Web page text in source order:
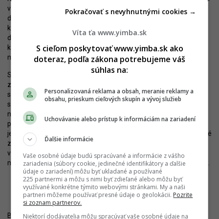
verejným priestorom Bratislavy a jeho pamiatkový status nie je
dôvodom, prečo by mala byť obmedzovaná architektonická
kreativita pri hľadaní jeho budúcej podoby a funkčnosti. Aj z tohto
dôvodu som v minulosti kritizoval alternatívu bez riadnej súťaže,
ktorá by bola v kontexte iných zrealizovaných aktivít – napríklad
malej
súťaže na Komenského námestie– nepochopiteľná.
Sad Janka Kráľa a Tyršovo nábrežie tak má šancu na výraznú
zmenu, čo sa týka kvality priestoru. V prípade Sadu sú
samozrejme možnosti zásahov limitované pamiatkovým
statusom, hoci vizuálne sa zmení – predpokladať sa dá osadenie
nového mobiliáru, spevnených povrchov, dotvorenie zelených
plôch a podobne. Najzaujímavejšie zmeny by mohli prebehnúť na
jeho okrajoch. Okrem skateparku pod Mostom SNP by bolo vhodné
zlepšiť prístup k rieke na Tyršovom nábreží, vytlačiť pontóny,
vytvoriť tu skutočnú mestskú pláž s infraštruktúrou, skvalitniť
možnosti pre športovanie a teoreticky vytvoriť priestor pre kultúru.
Bratislava by tak mohla získať len druhý skutočne kvalitný úsek
Víta ťa www.yimba.sk
S cieľom poskytovať www.yimba.sk ako
doteraz, podľa zákona potrebujeme váš
súhlas na:
Personalizovaná reklama a obsah, meranie reklamy a
obsahu, prieskum cieľových skupín a vývoj služieb
Uchovávanie alebo prístup k informáciám na zariadení
Ďalšie informácie
Vaše osobné údaje budú spracúvané a informácie z vášho
zariadenia (súbory cookie, jedinečné identifikátory a ďalšie
údaje o zariadení) môžu byť ukladané a používané
225 partnermi a môžu s nimi byť zdieľané alebo môžu byť
využívané konkrétne týmito webovými stránkami. My a naši
partneri môžeme používať presné údaje o geolokácii. Pozrite
si zoznam partnerov.
Niektorí dodávatelia môžu spracúvať vaše osobné údaje na
Pokračovať s nevyhnutnými cookies →